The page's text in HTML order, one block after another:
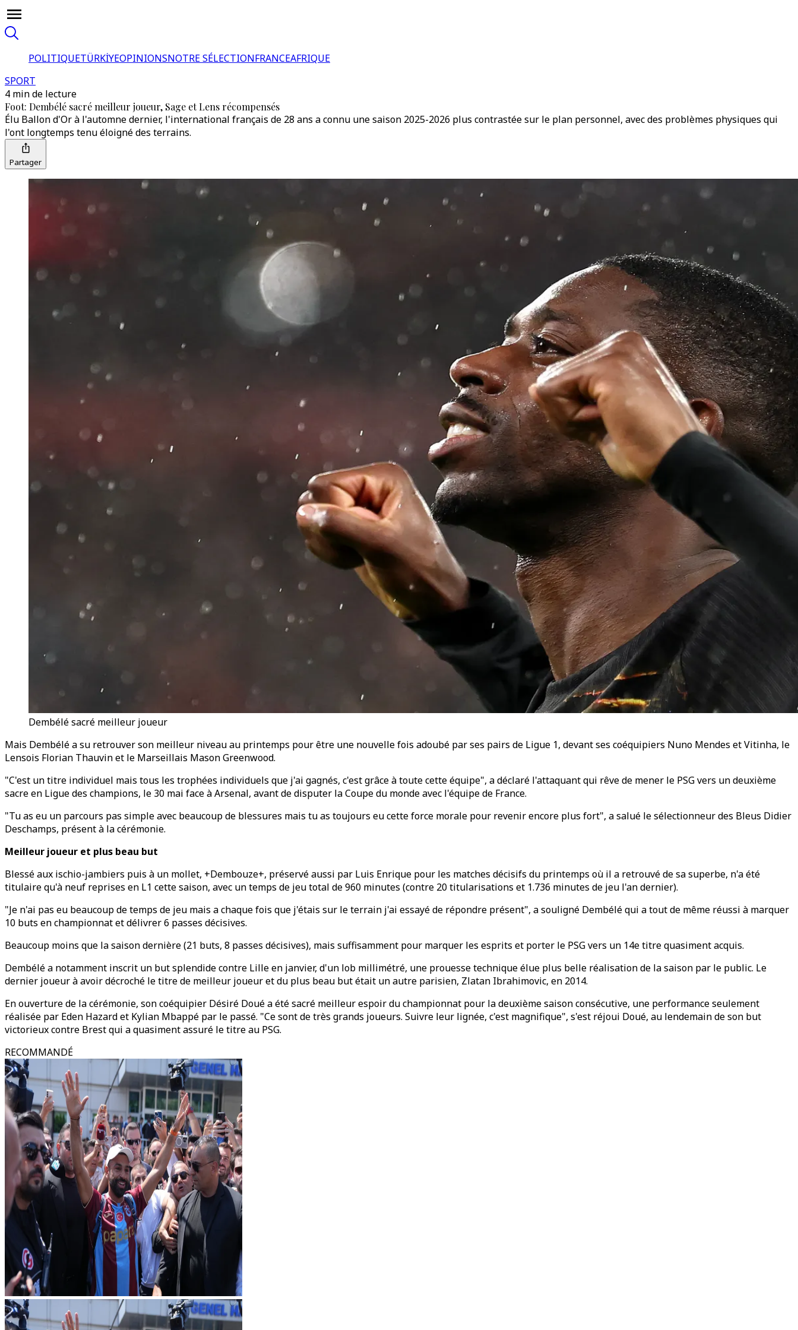
POLITIQUETÜRKİYEOPINIONSNOTRE SÉLECTIONFRANCEAFRIQUE
SPORT
4 min de lecture
Foot: Dembélé sacré meilleur joueur, Sage et Lens récompensés
Élu Ballon d'Or à l'automne dernier, l'international français de 28 ans a connu une saison 2025-2026 plus contrastée sur le plan personnel, avec des problèmes physiques qui
l'ont longtemps tenu éloigné des terrains.
Partager
Dembélé sacré meilleur joueur
Mais Dembélé a su retrouver son meilleur niveau au printemps pour être une nouvelle fois adoubé par ses pairs de Ligue 1, devant ses coéquipiers Nuno Mendes et Vitinha, le
Lensois Florian Thauvin et le Marseillais Mason Greenwood.
"C'est un titre individuel mais tous les trophées individuels que j'ai gagnés, c'est grâce à toute cette équipe", a déclaré l'attaquant qui rêve de mener le PSG vers un deuxième
sacre en Ligue des champions, le 30 mai face à Arsenal, avant de disputer la Coupe du monde avec l'équipe de France.
"Tu as eu un parcours pas simple avec beaucoup de blessures mais tu as toujours eu cette force morale pour revenir encore plus fort", a salué le sélectionneur des Bleus Didier
Deschamps, présent à la cérémonie.
Meilleur joueur et plus beau but
Blessé aux ischio-jambiers puis à un mollet, +Dembouze+, préservé aussi par Luis Enrique pour les matches décisifs du printemps où il a retrouvé de sa superbe, n'a été
titulaire qu'à neuf reprises en L1 cette saison, avec un temps de jeu total de 960 minutes (contre 20 titularisations et 1.736 minutes de jeu l'an dernier).
"Je n'ai pas eu beaucoup de temps de jeu mais a chaque fois que j'étais sur le terrain j'ai essayé de répondre présent", a souligné Dembélé qui a tout de même réussi à marquer
10 buts en championnat et délivrer 6 passes décisives.
Beaucoup moins que la saison dernière (21 buts, 8 passes décisives), mais suffisamment pour marquer les esprits et porter le PSG vers un 14e titre quasiment acquis.
Dembélé a notamment inscrit un but splendide contre Lille en janvier, d'un lob millimétré, une prouesse technique élue plus belle réalisation de la saison par le public. Le
dernier joueur à avoir décroché le titre de meilleur joueur et du plus beau but était un autre parisien, Zlatan Ibrahimovic, en 2014.
En ouverture de la cérémonie, son coéquipier Désiré Doué a été sacré meilleur espoir du championnat pour la deuxième saison consécutive, une performance seulement
réalisée par Eden Hazard et Kylian Mbappé par le passé. "Ce sont de très grands joueurs. Suivre leur lignée, c'est magnifique", s'est réjoui Doué, au lendemain de son but
victorieux contre Brest qui a quasiment assuré le titre au PSG.
RECOMMANDÉ